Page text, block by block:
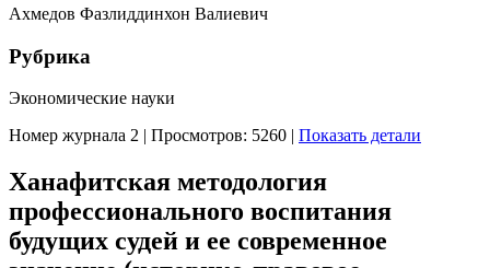
Ахмедов Фазлиддинхон Валиевич
Рубрика
Экономические науки
Номер журнала 2 | Просмотров: 5260 | Показать детали
Ханафитская методология
профессионального воспитания
будущих судей и ее современное